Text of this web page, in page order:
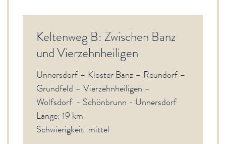
Newsletter
BÜRGER & STADT
Keltenweg B: Zwischen Banz
und Vierzehnheiligen
Unnersdorf – Kloster Banz – Reundorf –
Grundfeld – Vierzehnheiligen –
Wolfsdorf - Schönbrunn - Unnersdorf
Länge: 19 km
Schwierigkeit: mittel